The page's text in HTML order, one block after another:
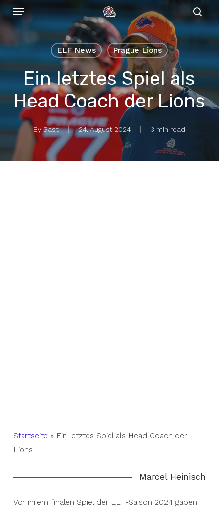
Skip
to
content
Menu
ELF News Prague Lions
Ein letztes Spiel als
Head Coach der Lions
By Gast 24. August 2024 3 min read
Startseite » Ein letztes Spiel als Head Coach der
Lions
Marcel Heinisch
Vor ihrem finalen Spiel der ELF-Saison 2024 gaben